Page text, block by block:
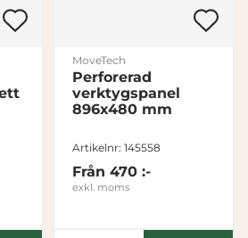
MoveTech
Perforerad
verktygspanel
896x480 mm
Artikelnr: 145558
Från 470 :-
exkl. moms